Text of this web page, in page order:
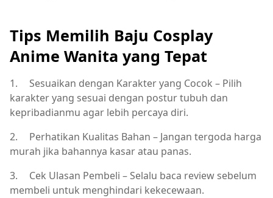
Tips Memilih Baju Cosplay
Anime Wanita yang Tepat
1.
Sesuaikan dengan Karakter yang Cocok – Pilih
karakter yang sesuai dengan postur tubuh dan
kepribadianmu agar lebih percaya diri.
2.
Perhatikan Kualitas Bahan – Jangan tergoda harga
murah jika bahannya kasar atau panas.
3.
Cek Ulasan Pembeli – Selalu baca review sebelum
membeli untuk menghindari kekecewaan.